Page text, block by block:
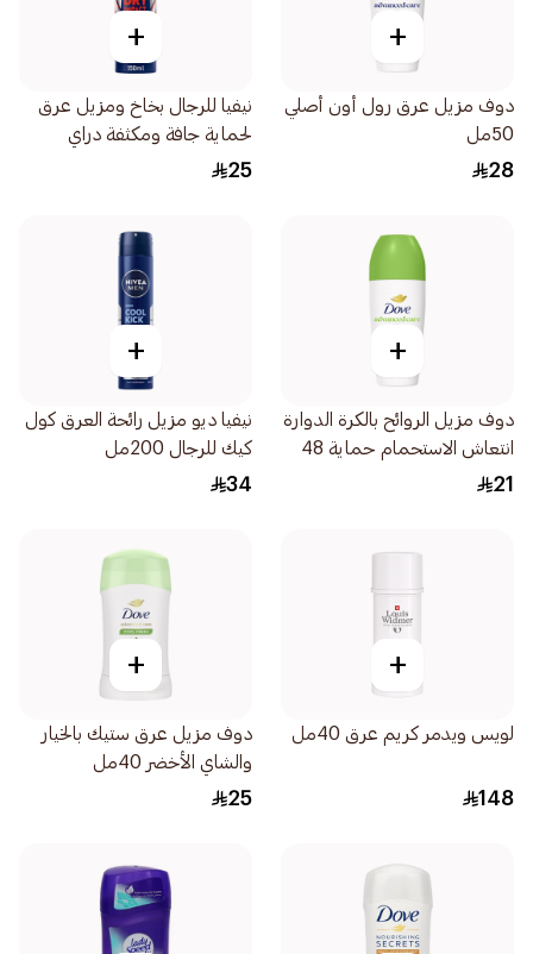
+
دوف مزيل عرق رول أون أصلي
50مل
28
+
نيفيا للرجال بخاخ ومزيل عرق
لحماية جافة ومكثفة دراي
إمباكت 150مل
25
+
دوف مزيل الروائح بالكرة الدوارة
انتعاش الاستحمام حماية 48
ساعة 50مل
21
+
نيفيا ديو مزيل رائحة العرق كول
كيك للرجال 200مل
34
+
لويس ويدمر كريم عرق 40مل
148
+
دوف مزيل عرق ستيك بالخيار
والشاي الأخضر 40مل
25